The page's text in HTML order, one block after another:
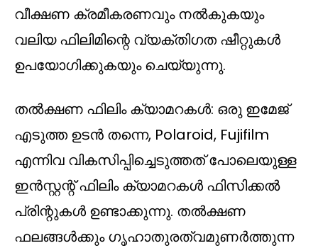
വീക്ഷണ ക്രമീകരണവും നൽകുകയും
വലിയ ഫിലിമിന്റെ വ്യക്തിഗത ഷീറ്റുകൾ
ഉപയോഗിക്കുകയും ചെയ്യുന്നു.
തൽക്ഷണ ഫിലിം ക്യാമറകൾ: ഒരു ഇമേജ്
എടുത്ത ഉടൻ തന്നെ, Polaroid, Fujifilm
എന്നിവ വികസിപ്പിച്ചെടുത്തത് പോലെയുള്ള
ഇൻസ്റ്റന്റ് ഫിലിം ക്യാമറകൾ ഫിസിക്കൽ
പ്രിന്റുകൾ ഉണ്ടാക്കുന്നു. തൽക്ഷണ
ഫലങ്ങൾക്കും ഗൃഹാതുരത്വമുണർത്തുന്ന